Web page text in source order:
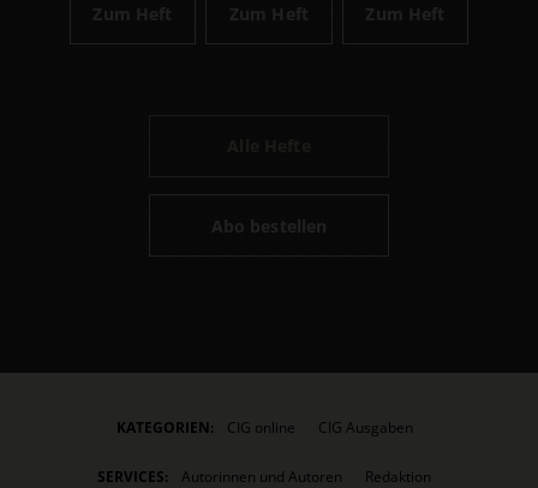
Zum Heft Zum Heft Zum Heft
Abo bestellen
KATEGORIEN: CIG online CIG Ausgaben
SERVICES: Autorinnen und Autoren
Redaktion